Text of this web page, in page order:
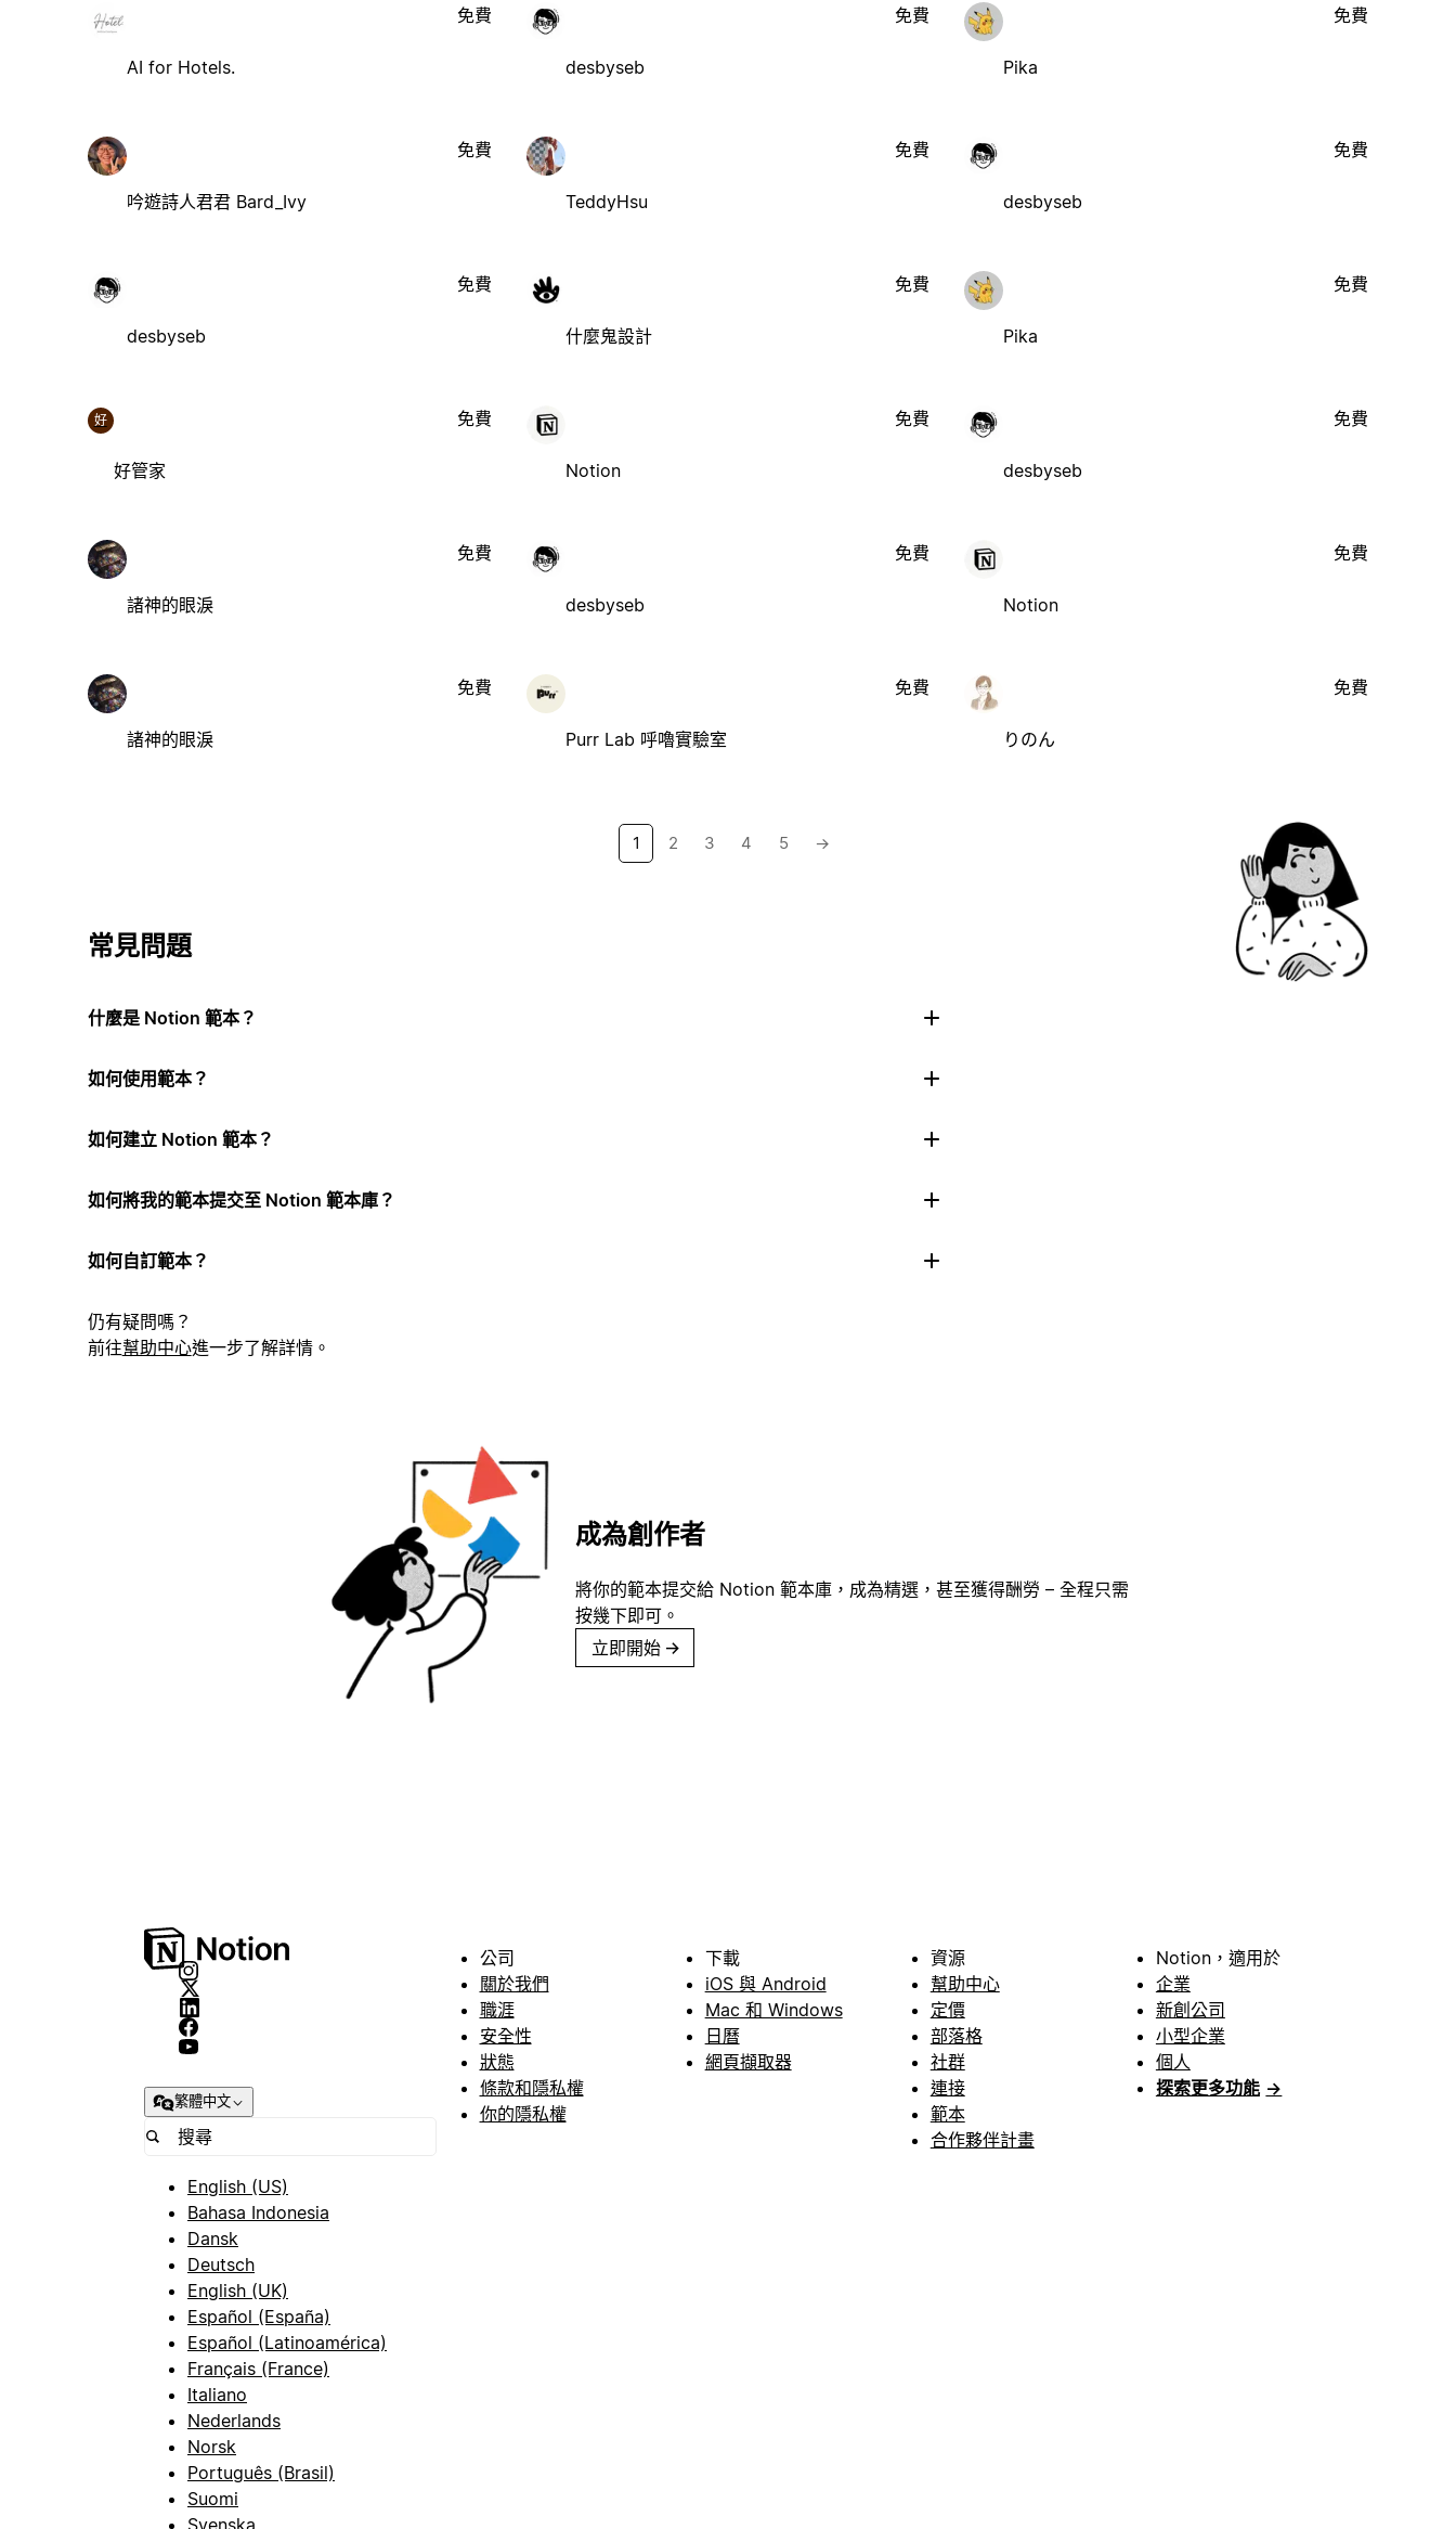
AI for Hotels.
免費
desbyseb
免費
Pika
免費
吟遊詩人君君 Bard_Ivy
免費
TeddyHsu
免費
desbyseb
免費
desbyseb
免費
什麼鬼設計
免費
Pika
免費
好
好管家
免費
Notion
免費
desbyseb
免費
諸神的眼淚
免費
desbyseb
免費
Notion
免費
諸神的眼淚
免費
Purr Lab 呼嚕實驗室
免費
りのん
免費
1 2 3 4 5 →
常見問題
什麼是 Notion 範本？
如何使用範本？
如何建立 Notion 範本？
如何將我的範本提交至 Notion 範本庫？
如何自訂範本？
仍有疑問嗎？
前往幫助中心進一步了解詳情。
成為創作者
將你的範本提交給 Notion 範本庫，成為精選，甚至獲得酬勞 – 全程只需
按幾下即可。
立即開始 →
繁體中文
English (US)
Bahasa Indonesia
Dansk
Deutsch
English (UK)
Español (España)
Español (Latinoamérica)
Français (France)
Italiano
Nederlands
Norsk
Português (Brasil)
Suomi
Svenska
公司
關於我們
職涯
安全性
狀態
條款和隱私權
你的隱私權
下載
iOS 與 Android
Mac 和 Windows
日曆
網頁擷取器
資源
幫助中心
定價
部落格
社群
連接
範本
合作夥伴計畫
Notion，適用於
企業
新創公司
小型企業
個人
探索更多功能 →